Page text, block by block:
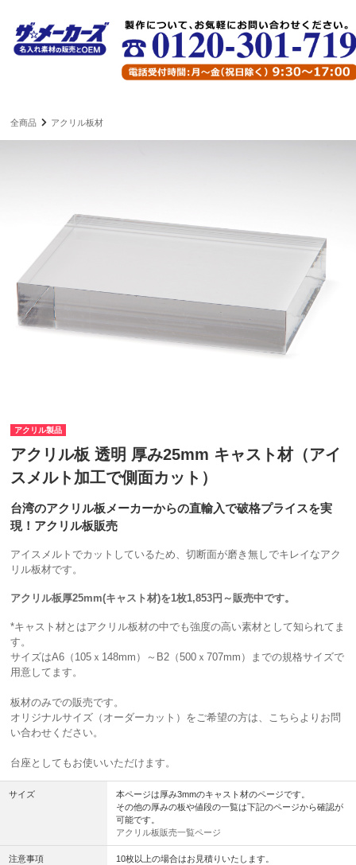
全商品 アクリル板材
アクリル製品
アクリル板 透明 厚み25mm キャスト材（アイ
スメルト加工で側面カット）
台湾のアクリル板メーカーからの直輸入で破格プライスを実
現！アクリル板販売
アイスメルトでカットしているため、切断面が磨き無しでキレイなアク
リル板材です。
アクリル板厚25mm(キャスト材)を1枚1,853円～販売中です。
*キャスト材とはアクリル板材の中でも強度の高い素材として知られてま
す。
サイズはA6（105ｘ148mm）～B2（500ｘ707mm）までの規格サイズで
用意してます。
板材のみでの販売です。
オリジナルサイズ（オーダーカット）をご希望の方は、こちらより お問
い合わせ ください。
台座としてもお使いいただけます。
サイズ
本ページは厚み3mmのキャスト材のページです。
その他の厚みの板や値段の一覧は下記のページから確認が
可能です。
アクリル板販売一覧ページ
注意事項
10枚以上の場合はお見積りいたします。